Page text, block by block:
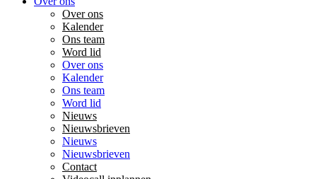
Over ons
Kalender
Ons team
Word lid
Over ons
Kalender
Ons team
Word lid
Nieuws
Nieuwsbrieven
Nieuws
Nieuwsbrieven
Contact